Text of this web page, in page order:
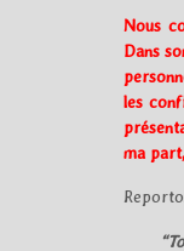
Nous
Dans
les
ma